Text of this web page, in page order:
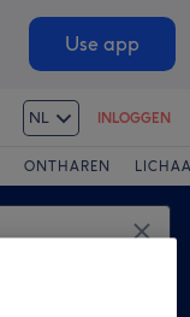
Use app
NL INLOGGEN
ONTHAREN